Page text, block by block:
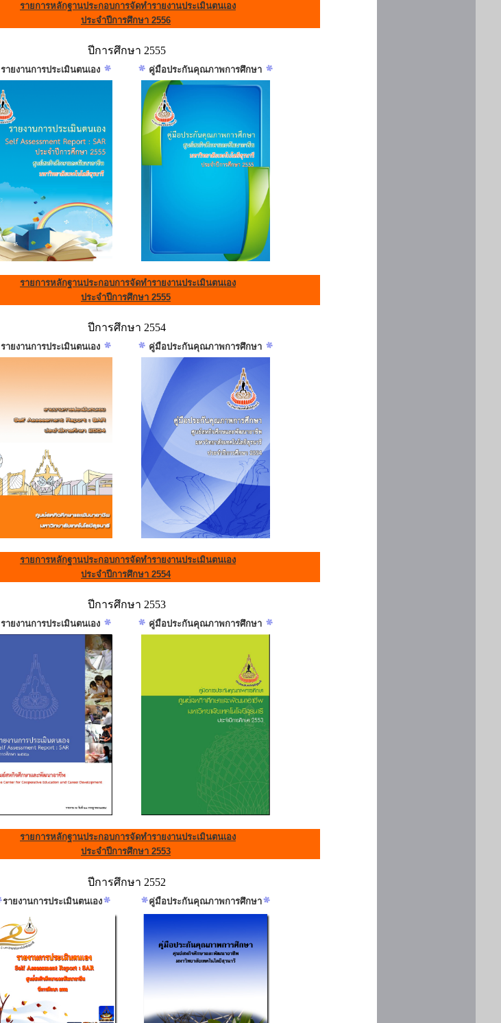
รายการหลักฐานประกอบการจัดทำรายงานประเมินตนเอง
ประจำปีการศึกษา 2556
ปีการศึกษา 2555
รายงานการประเมินตนเอง คู่มือประกันคุณภาพการศึกษา
รายการหลักฐานประกอบการจัดทำรายงานประเมินตนเอง
ประจำปีการศึกษา 2555
ปีการศึกษา 2554
รายงานการประเมินตนเอง คู่มือประกันคุณภาพการศึกษา
รายการหลักฐานประกอบการจัดทำรายงานประเมินตนเอง
ประจำปีการศึกษา 2554
ปีการศึกษา 2553
รายงานการประเมินตนเอง คู่มือประกันคุณภาพการศึกษา
รายการหลักฐานประกอบการจัดทำรายงานประเมินตนเอง
ประจำปีการศึกษา 2553
ปีการศึกษา 2552
รายงานการประเมินตนเอง คู่มือประกันคุณภาพการศึกษา